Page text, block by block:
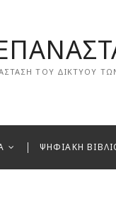
ΤΟΥ ΔΙΚΤΥΟΥ
ΨΗΦΙΑΚΗ